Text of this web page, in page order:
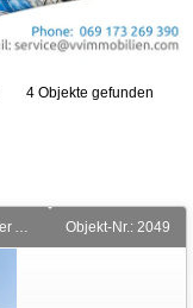
4 Objekte gefunden
Offenbach am Main: Logistikhallen mit ebenerdiger Andienung Objekt-Nr.: 2049